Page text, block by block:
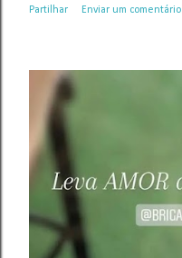
Partilhar Enviar um comentário